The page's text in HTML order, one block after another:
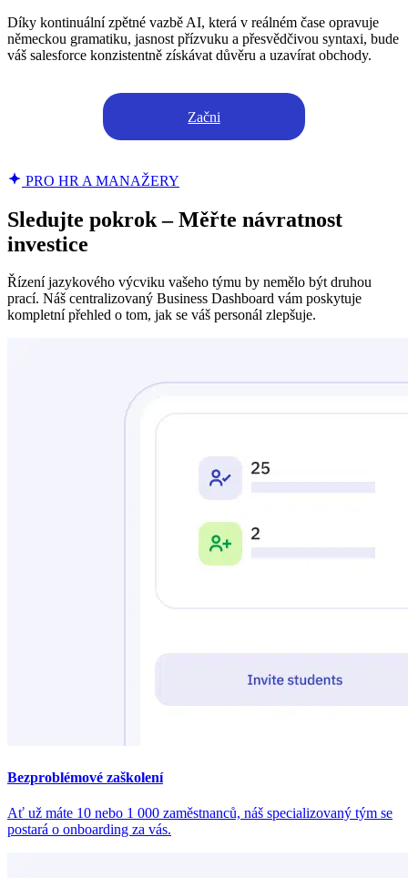
Díky kontinuální zpětné vazbě AI, která v reálném čase opravuje
německou gramatiku, jasnost přízvuku a přesvědčivou syntaxi, bude
váš salesforce konzistentně získávat důvěru a uzavírat obchody.
Začni
PRO HR A MANAŽERY
Sledujte pokrok – Měřte návratnost
investice
Řízení jazykového výcviku vašeho týmu by nemělo být druhou
prací. Náš centralizovaný Business Dashboard vám poskytuje
kompletní přehled o tom, jak se váš personál zlepšuje.
Bezproblémové zaškolení
Ať už máte 10 nebo 1 000 zaměstnanců, náš specializovaný tým se
postará o onboarding za vás.